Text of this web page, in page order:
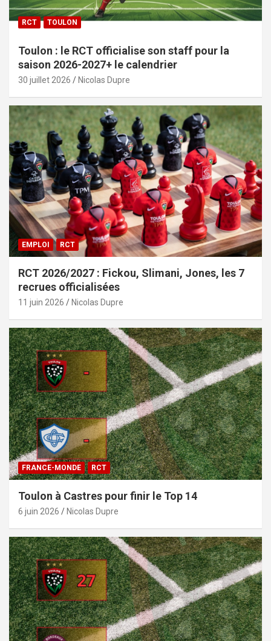
RCT TOULON
Toulon : le RCT officialise son staff pour la
saison 2026-2027+ le calendrier
30 juillet 2026 Nicolas Dupre
EMPLOI RCT
RCT 2026/2027 : Fickou, Slimani, Jones, les 7
recrues officialisées
11 juin 2026 Nicolas Dupre
FRANCE-MONDE RCT
Toulon à Castres pour finir le Top 14
6 juin 2026 Nicolas Dupre